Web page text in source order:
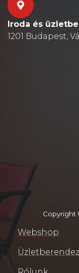
Iroda és
1201 Budapest,
Copyright
Webshop